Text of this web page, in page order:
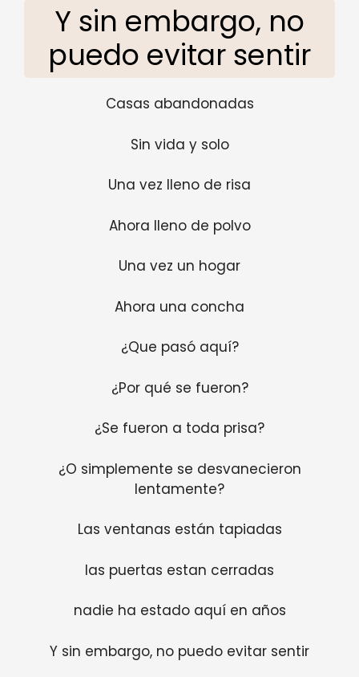
Y sin embargo, no
puedo evitar sentir
Casas abandonadas
Sin vida y solo
Una vez lleno de risa
Ahora lleno de polvo
Una vez un hogar
Ahora una concha
¿Que pasó aquí?
¿Por qué se fueron?
¿Se fueron a toda prisa?
¿O simplemente se desvanecieron
lentamente?
Las ventanas están tapiadas
las puertas estan cerradas
nadie ha estado aquí en años
Y sin embargo, no puedo evitar sentir